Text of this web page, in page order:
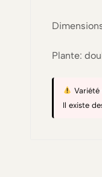
Plante:
Variété
Il existe